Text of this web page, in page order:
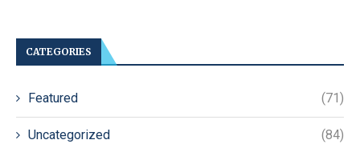
CATEGORIES
Featured (71)
Uncategorized (84)